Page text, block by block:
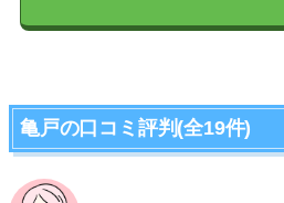
亀戸の口コミ評判(全19件)